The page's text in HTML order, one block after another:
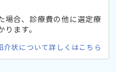
場合、診療費の他に選定療
ます。
介状について詳しくはこちら